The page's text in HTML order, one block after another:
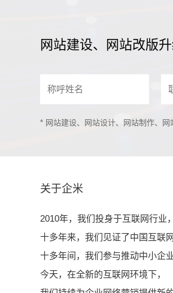
网站建设、网站改版
* 网站建设、网站设计、网站制作、
关于企米
2010年，我们投身于互联网行业，
十多年来，我们见证了中国互联
十多年间，我们参与推动中小企
今天，在全新的互联网环境下，